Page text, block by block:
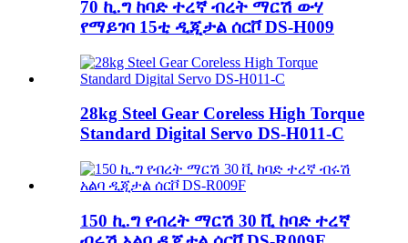
70 ኪ.ግ ከባድ ተረኛ ብረት ማርሽ ውሃ
የማይገባ 15ቲ ዲጂታል ሰርቮ DS-H009
28kg Steel Gear Coreless High Torque
Standard Digital Servo DS-H011-C
150 ኪ.ግ የብረት ማርሽ 30 ቪ ከባድ ተረኛ